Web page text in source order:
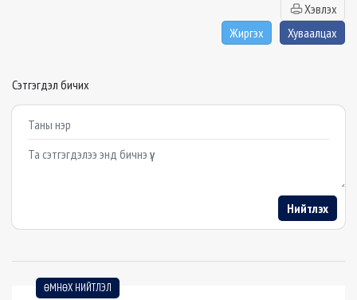
Хэвлэх
Жиргэх
Хуваалцах
Сэтгэгдэл бичих
Example textarea
Нийтлэх
ӨМНӨХ НИЙТЛЭЛ